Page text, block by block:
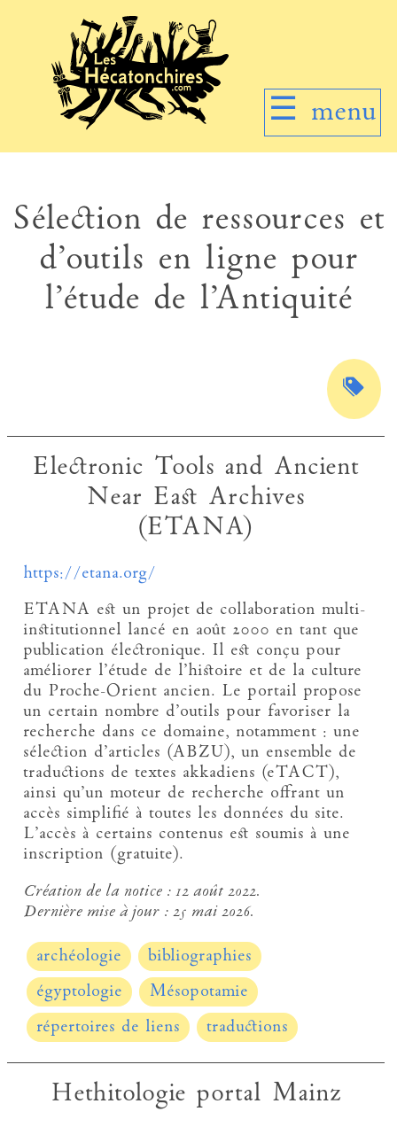
☰ menu
Sélection de ressources et
d’outils en ligne pour
l’étude de l’Antiquité
Electronic Tools and Ancient
Near East Archives
(ETANA)
https://etana.org/
ETANA est un projet de collaboration multi-
institutionnel lancé en août 2000 en tant que
publication électronique. Il est conçu pour
améliorer l’étude de l’histoire et de la culture
du Proche-Orient ancien. Le portail propose
un certain nombre d’outils pour favoriser la
recherche dans ce domaine, notamment : une
sélection d’articles (ABZU), un ensemble de
traductions de textes akkadiens (eTACT),
ainsi qu’un moteur de recherche offrant un
accès simplifié à toutes les données du site.
L’accès à certains contenus est soumis à une
inscription (gratuite).
Création de la notice :12 août 2022.
Dernière mise à jour :25 mai 2026.
archéologie
bibliographies
égyptologie
Mésopotamie
répertoires de liens
traductions
Hethitologie portal Mainz